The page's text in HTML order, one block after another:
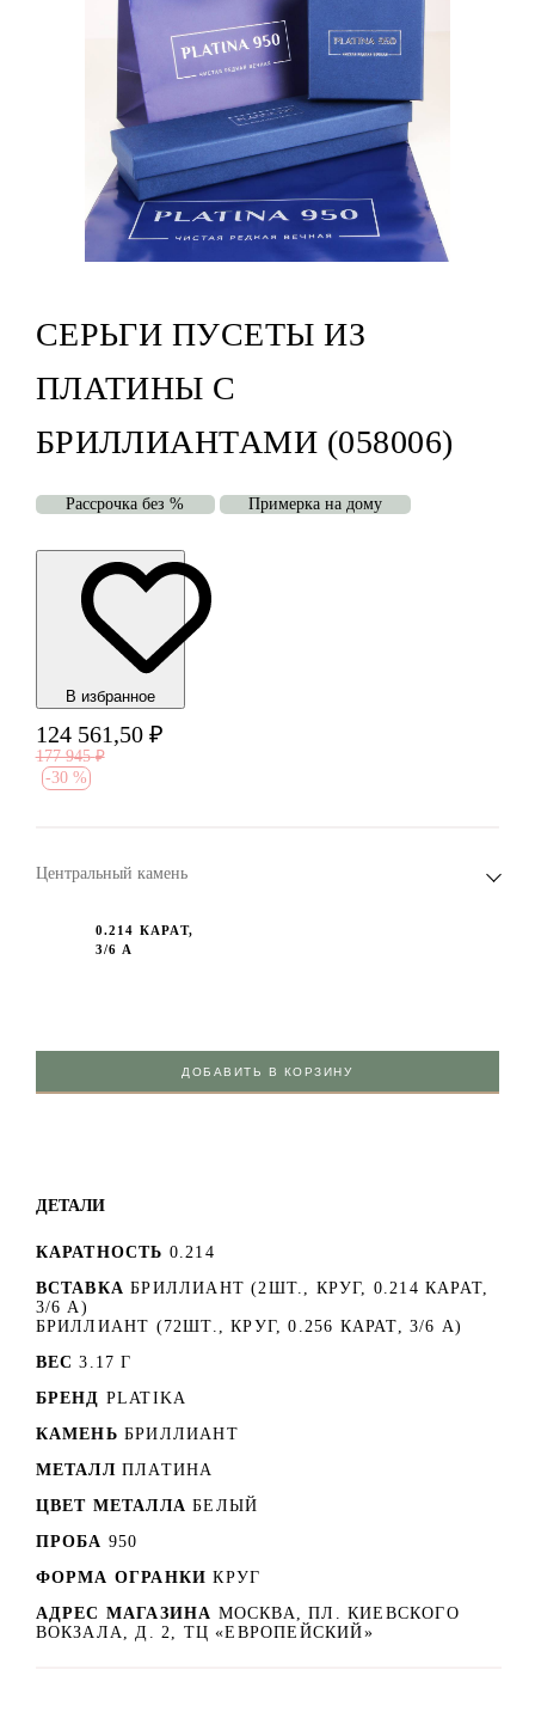
СЕРЬГИ ПУСЕТЫ ИЗ
ПЛАТИНЫ С
БРИЛЛИАНТАМИ (058006)
Рассрочка без % Примерка на дому
В избранноe
124 561,50 ₽
177 945 ₽
-30 %
Центральный камень
0.214 КАРАТ,
3/6 А
ДОБАВИТЬ В КОРЗИНУ
ДЕТАЛИ
КАРАТНОСТЬ 0.214
ВСТАВКА БРИЛЛИАНТ (2ШТ., КРУГ, 0.214 КАРАТ,
3/6 А)
БРИЛЛИАНТ (72ШТ., КРУГ, 0.256 КАРАТ, 3/6 А)
ВЕС 3.17 Г
БРЕНД PLATIKA
КАМЕНЬ БРИЛЛИАНТ
МЕТАЛЛ ПЛАТИНА
ЦВЕТ МЕТАЛЛА БЕЛЫЙ
ПРОБА 950
ФОРМА ОГРАНКИ КРУГ
АДРЕС МАГАЗИНА МОСКВА, ПЛ. КИЕВСКОГО
ВОКЗАЛА, Д. 2, ТЦ «ЕВРОПЕЙСКИЙ»